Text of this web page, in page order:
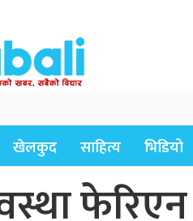
खेलकुद साहित्य भिडियो
फेरिएन